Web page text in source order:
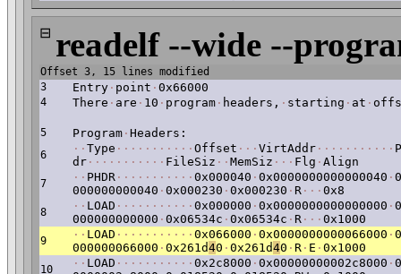
⊟ readelf --wide --
Offset 3, 15 lines modified
3
Entry · point · 0x66000
4 There · are · 10 · program · headers, · starting · at ·
5 Program · Headers:
6 · · Type · · · · · · · · · · · Offset · · · VirtAddr · · · · · · · · · · ·
dr · · · · · · · · · · · FileSiz · · MemSiz · · · Flg · Align
7 · · PHDR · · · · · · · · · · · 0x000040 · 0x0000000000000040 ·
000000000040 · 0x000230 · 0x000230 · R · · · 0x8
8 · · LOAD · · · · · · · · · · · 0x000000 · 0x0000000000000000 ·
000000000000 · 0x06534c · 0x06534c · R · · · 0x1000
9 · · LOAD · · · · · · · · · · · 0x066000 · 0x0000000000066000 ·
000000066000 · 0x261d40 · 0x261d40 · R · E · 0x1000
10 · · LOAD · · · · · · · · · · · 0x2c8000 · 0x00000000002c8000 ·